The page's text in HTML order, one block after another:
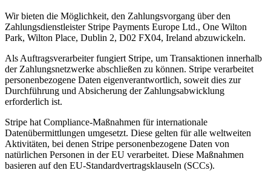
Wir bieten die Möglichkeit, den Zahlungsvorgang über den
Zahlungsdienstleister Stripe Payments Europe Ltd., One Wilton
Park, Wilton Place, Dublin 2, D02 FX04, Ireland abzuwickeln.
Als Auftragsverarbeiter fungiert Stripe, um Transaktionen innerhalb
der Zahlungsnetzwerke abschließen zu können. Stripe verarbeitet
personenbezogene Daten eigenverantwortlich, soweit dies zur
Durchführung und Absicherung der Zahlungsabwicklung
erforderlich ist.
Stripe hat Compliance-Maßnahmen für internationale
Datenübermittlungen umgesetzt. Diese gelten für alle weltweiten
Aktivitäten, bei denen Stripe personenbezogene Daten von
natürlichen Personen in der EU verarbeitet. Diese Maßnahmen
basieren auf den EU-Standardvertragsklauseln (SCCs).